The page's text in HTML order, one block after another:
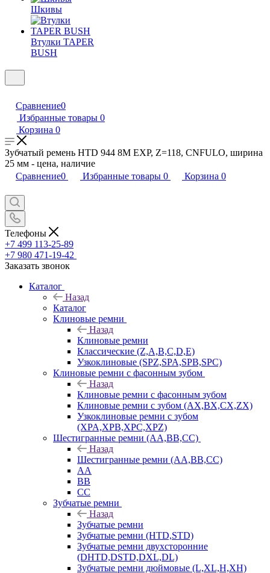
Шкивы
Втулки TAPER
BUSH
Сравнение0
Избранные товары 0
Корзина 0
Зубчатый ремень HTD 944 8M EXP, Z=118, CNFULO, ширина
25 мм - цена, наличие
Сравнение0 Избранные товары 0 Корзина 0
Телефоны
+7 499 113-25-89
+7 980 471-19-42
Заказать звонок
Каталог
Назад
Каталог
Клиновые ремни
Назад
Клиновые ремни
Классические (Z,A,B,C,D,E)
Узкоклиновые (SPZ,SPA,SPB,SPC)
Клиновые ремни с фасонным зубом
Назад
Клиновые ремни с фасонным зубом
Клиновые ремни с зубом (AX,BX,CX,ZX)
Узкоклиновые ремни с зубом
(XPA,XPB,XPC,XPZ)
Шестигранные ремни (AA,BB,CC)
Назад
Шестигранные ремни (AA,BB,CC)
AA
BB
CC
Зубчатые ремни
Назад
Зубчатые ремни
Зубчатые ремни (HTD,STD)
Зубчатые ремни двухсторонние
(DHTD,DSTD,DXL,DL)
Зубчатые ремни дюймовые (L,XL,H,XH)